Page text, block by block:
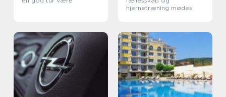
hjernetræning mødes